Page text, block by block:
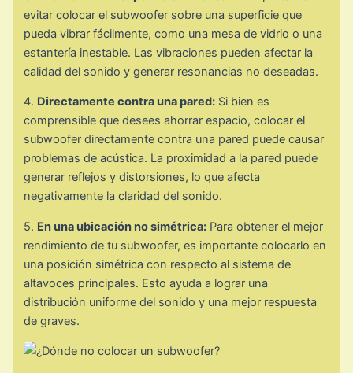
evitar colocar el subwoofer sobre una superficie que
pueda vibrar fácilmente, como una mesa de vidrio o una
estantería inestable. Las vibraciones pueden afectar la
calidad del sonido y generar resonancias no deseadas.
4. Directamente contra una pared: Si bien es
comprensible que desees ahorrar espacio, colocar el
subwoofer directamente contra una pared puede causar
problemas de acústica. La proximidad a la pared puede
generar reflejos y distorsiones, lo que afecta
negativamente la claridad del sonido.
5. En una ubicación no simétrica: Para obtener el mejor
rendimiento de tu subwoofer, es importante colocarlo en
una posición simétrica con respecto al sistema de
altavoces principales. Esto ayuda a lograr una
distribución uniforme del sonido y una mejor respuesta
de graves.